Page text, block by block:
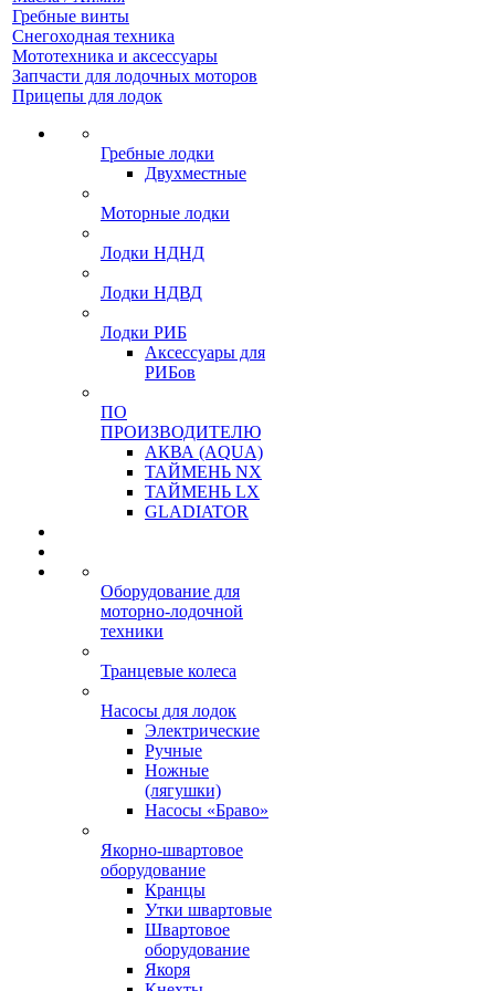
Гребные винты
Снегоходная техника
Мототехника и аксессуары
Запчасти для лодочных моторов
Прицепы для лодок
Гребные лодки
Двухместные
Моторные лодки
Лодки НДНД
Лодки НДВД
Лодки РИБ
Аксессуары для
РИБов
ПО
ПРОИЗВОДИТЕЛЮ
АКВА (AQUA)
ТАЙМЕНЬ NX
ТАЙМЕНЬ LX
GLADIATOR
Оборудование для
моторно-лодочной
техники
Транцевые колеса
Насосы для лодок
Электрические
Ручные
Ножные
(лягушки)
Насосы «Браво»
Якорно-швартовое
оборудование
Кранцы
Утки швартовые
Швартовое
оборудование
Якоря